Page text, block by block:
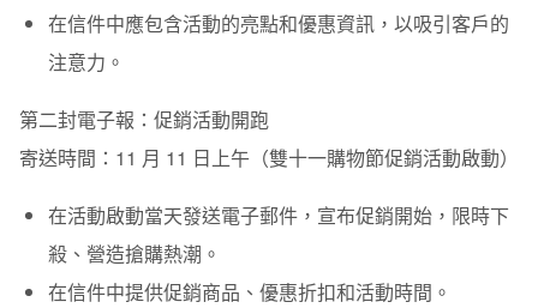
在信件中應包含活動的亮點和優惠資訊，以吸引客戶的
注意力。
第二封電子報：促銷活動開跑
寄送時間： 11 月 11 日上午（雙十一購物節促銷活動啟動）
在活動啟動當天發送電子郵件，宣布促銷開始，限時下
殺、營造搶購熱潮。
在信件中提供促銷商品、優惠折扣和活動時間。